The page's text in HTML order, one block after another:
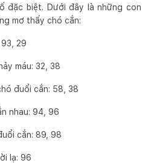
đặc biệt. Dưới đây là những con
mơ thấy chó cắn:
29
máu: 32, 38
đuổi cắn: 58, 38
nhau: 94, 96
cắn: 89, 98
lạ: 96